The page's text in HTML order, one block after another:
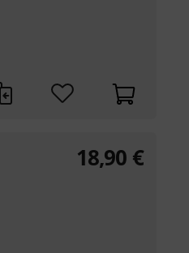
18,90 €